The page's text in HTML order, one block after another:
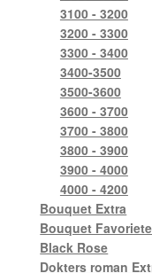
3100 - 3200
3200 - 3300
3300 - 3400
3400-3500
3500-3600
3600 - 3700
3700 - 3800
3800 - 3900
3900 - 4000
4000 - 4200
Bouquet Extra
Bouquet
Black Rose
Dokters roman